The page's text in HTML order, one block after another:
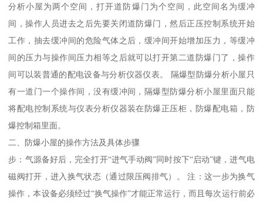
分析小屋为两个空间，打开道防爆门为个空间，此空间名为缓冲
间，操作人员进去之后先要关闭道防爆门，然后正压控制系统开始
工作，抽去缓冲间的危险气体之后，缓冲间开始增加压力，等缓冲
间的压力与操作间压力相等之后就可以打开第二道防爆门了，操作
间可以装普通的配电设备与分析仪器仪表。 隔爆型防爆分析小屋只
有一道门一个操作间，没有缓冲间，隔爆型防爆分析小屋里面只能
将配电控制系统与仪表分析仪器装在防爆正压柜，防爆配电箱，防
爆控制箱里面。
二、防爆小屋的操作方法及具体步骤
步：气源备好后，完全打开“进气手动阀”同时按下“启动”键，进气电
磁阀打开，进入换气状态（通过限压阀排气）。 注：这一步为换气
操作，本设备必须经过“换气操作”才能正常运行，而且每次运行前必